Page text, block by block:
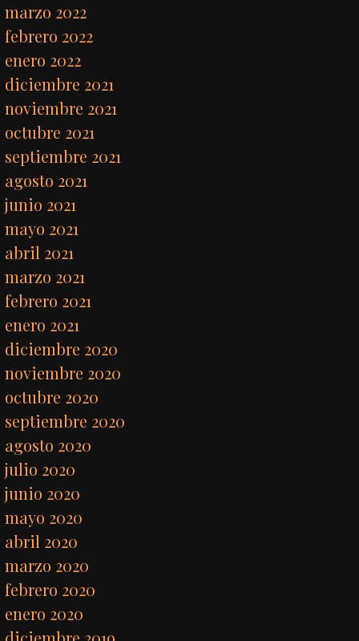
marzo 2022
febrero 2022
enero 2022
diciembre 2021
noviembre 2021
octubre 2021
septiembre 2021
agosto 2021
junio 2021
mayo 2021
abril 2021
marzo 2021
febrero 2021
enero 2021
diciembre 2020
noviembre 2020
octubre 2020
septiembre 2020
agosto 2020
julio 2020
junio 2020
mayo 2020
abril 2020
marzo 2020
febrero 2020
enero 2020